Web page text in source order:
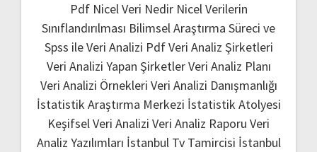
Pdf Nicel Veri Nedir Nicel Verilerin
Sınıflandırılması Bilimsel Araştırma Süreci ve
Spss ile Veri Analizi PdfVeri Analiz Şirketleri
Veri Analizi Yapan ŞirketlerVeri Analiz Planı
Veri Analizi Örnekleri Veri Analizi Danışmanlığı
İstatistik Araştırma Merkezi İstatistik Atolyesi
Keşifsel Veri Analizi Veri Analiz Raporu Veri
Analiz Yazılımları İstanbul Tv Tamircisi İstanbul